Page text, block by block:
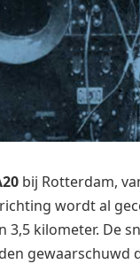
bij Rotterdam,
wordt al
3,5 kilometer. De